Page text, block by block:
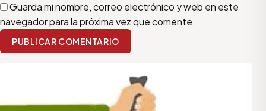
Guarda mi nombre, correo electrónico y web en este
navegador para la próxima vez que comente.
PUBLICAR COMENTARIO